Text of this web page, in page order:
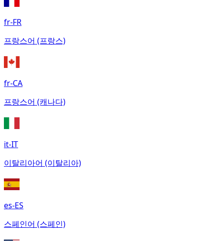
fr-FR
프랑스어 (프랑스)
fr-CA
프랑스어 (캐나다)
it-IT
이탈리아어 (이탈리아)
es-ES
스페인어 (스페인)